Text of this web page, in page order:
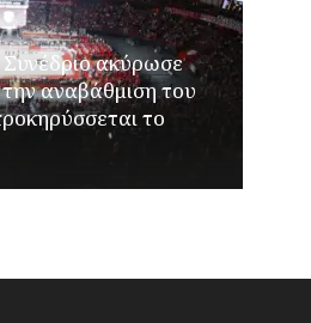
ακύρωσε
αναβάθμιση του
το